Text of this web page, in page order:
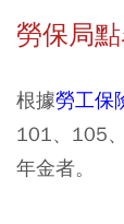
勞保局
根據勞工保
101、105
年金者。